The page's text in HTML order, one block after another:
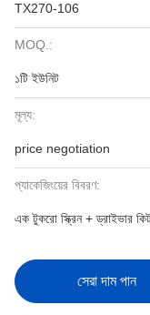
TX270-106
MOQ.:
১টি ইউনিট
মূল্য:
price negotiation
প্যাকেজিংয়ের বিবরণ:
এক টুকরো স্ক্রিন + ড্রাইভার
সেরা দাম পান